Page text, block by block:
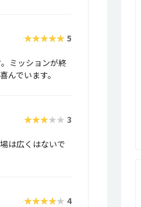
★★★★★ 5
ミッションが終
んでいます。
★★★★★ 3
は広くはないで
★★★★★ 4